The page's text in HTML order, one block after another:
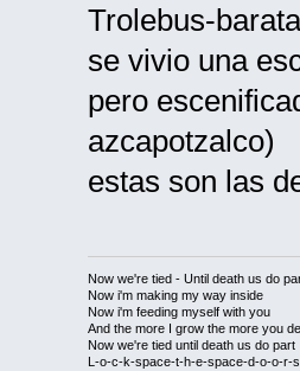
Trolebus-
se vivio una
pero
azcapotzalco)
estas son las
Now we're tied - Until death us do
Now i'm making my way inside
Now i'm feeding myself with you
And the more I grow the more you
Now we're tied until death us do part
L-o-c-k-space-t-h-e-space-d-o-o-r-